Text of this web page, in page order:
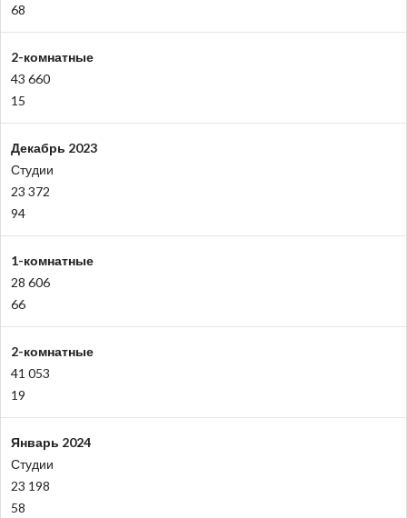
68
2-комнатные
43 660
15
Декабрь 2023
Студии
23 372
94
1-комнатные
28 606
66
2-комнатные
41 053
19
Январь 2024
Студии
23 198
58